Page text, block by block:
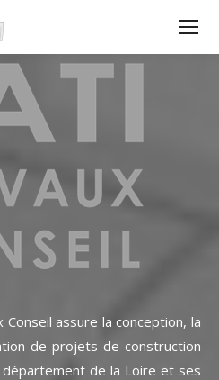
Conseil assure la conception, la
de projets de construction
département de la Loire et ses